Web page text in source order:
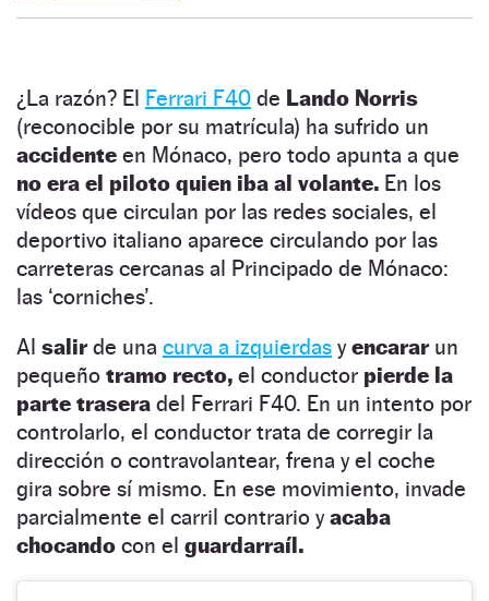
¿La razón? El Ferrari F40 de Lando Norris
(reconocible por su matrícula) ha sufrido un
accidente en Mónaco, pero todo apunta a que
no era el piloto quien iba al volante. En los
vídeos que circulan por las redes sociales, el
deportivo italiano aparece circulando por las
carreteras cercanas al Principado de Mónaco:
las ‘corniches’.
Al salirde una curva a izquierdas yencarar un
pequeño tramo recto, el conductor pierde la
parte trasera del Ferrari F40. En un intento por
controlarlo, el conductor trata de corregir la
dirección o contravolantear, frena y el coche
gira sobre sí mismo. En ese movimiento, invade
parcialmente el carril contrario yacaba
chocando con el guardarraíl.